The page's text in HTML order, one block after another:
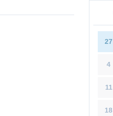
27
4
11
18